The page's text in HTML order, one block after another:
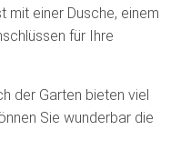
mit einer Dusche, einem
für Ihre
der Garten bieten viel
Sie wunderbar die